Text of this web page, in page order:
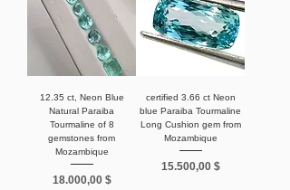
12.35 ct, Neon Blue
Natural Paraiba
Tourmaline of 8
gemstones from
Mozambique
Preis
18.000,00 $
certified 3.66 ct Neon
blue Paraiba Tourmaline
Long Cushion gem from
Mozambique
Preis
15.500,00 $